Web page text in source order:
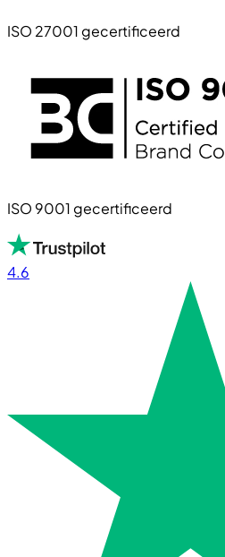
ISO 27001 gecertificeerd
ISO 9001 gecertificeerd
4.6